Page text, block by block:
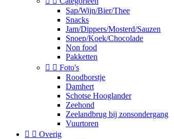
Sap/Wijn/Bier/Thee
Snacks
Jam/Dippers/Mosterd/Sauzen
Snoep/Koek/Chocolade
Non food
Pakketten
  Foto's
Roodborstje
Damhert
Schotse Hooglander
Zeehond
Zeelandbrug bij zonsondergang
Vuurtoren
  Overig